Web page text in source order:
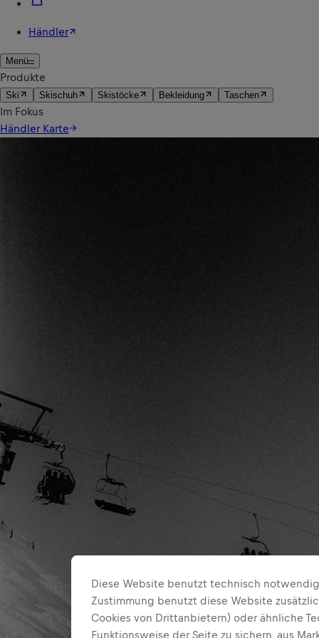
Diese Website benutzt technisch
Zustimmung benutzt diese Website
Cookies von Drittanbietern) oder ähnliche
Funktionsweise der Seite zu sichern, aus